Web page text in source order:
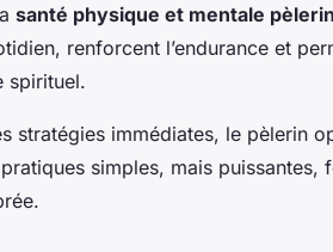
santé physique et mentale
renforcent l’endurance et
spirituel.
stratégies immédiates, le pèlerin
simples, mais puissantes,